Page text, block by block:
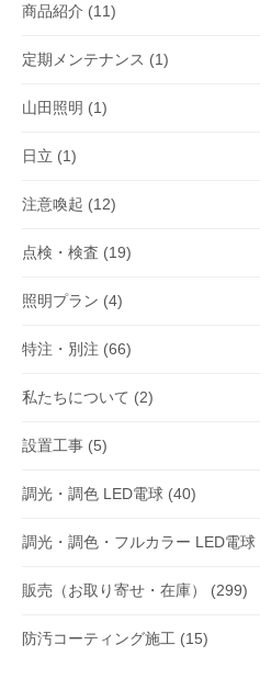
商品紹介 (11)
定期メンテナンス (1)
山田照明 (1)
日立 (1)
注意喚起 (12)
点検・検査 (19)
照明プラン (4)
特注・別注 (66)
私たちについて (2)
設置工事 (5)
調光・調色 LED電球 (40)
調光・調色・フルカラー LED電球
販売（お取り寄せ・在庫） (299)
防汚コーティング施工 (15)